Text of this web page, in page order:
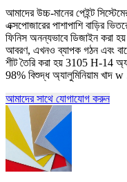
আমাদের উচ্চ-মানের পেইন্ট
এক্সপোজারের পাশাপাশি বাড়ির
ফিনিস অনন্যভাবে ডিজাইন করা হয়
আবরণ, এখনও ব্যাপক গঠন এবং
শীট তৈরি করা হয় 3105 H-14
98% বিশুদ্ধ অ্যালুমিনিয়াম খাদ w
আমাদের সাথে যোগাযোগ করুন